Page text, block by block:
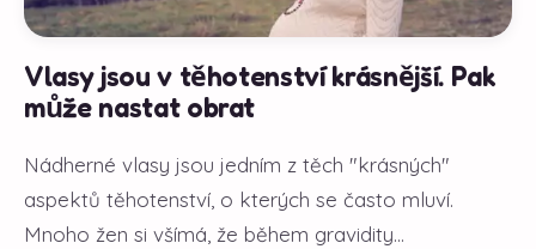
Vlasy jsou v těhotenství krásnější. Pak
může nastat obrat
Nádherné vlasy jsou jedním z těch "krásných"
aspektů těhotenství, o kterých se často mluví.
Mnoho žen si všímá, že během gravidity...